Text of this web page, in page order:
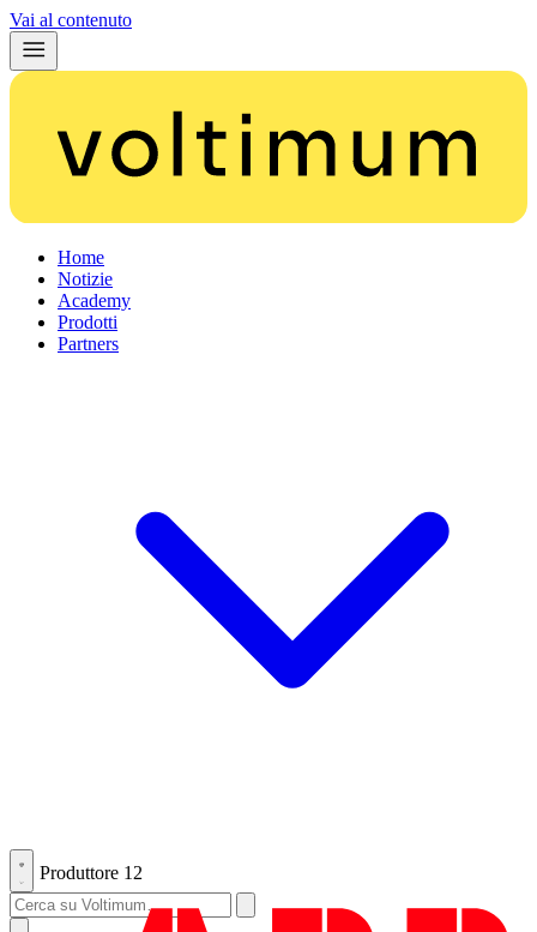
Vai al contenuto
Home
Notizie
Academy
Prodotti
Partners
Produttore 12